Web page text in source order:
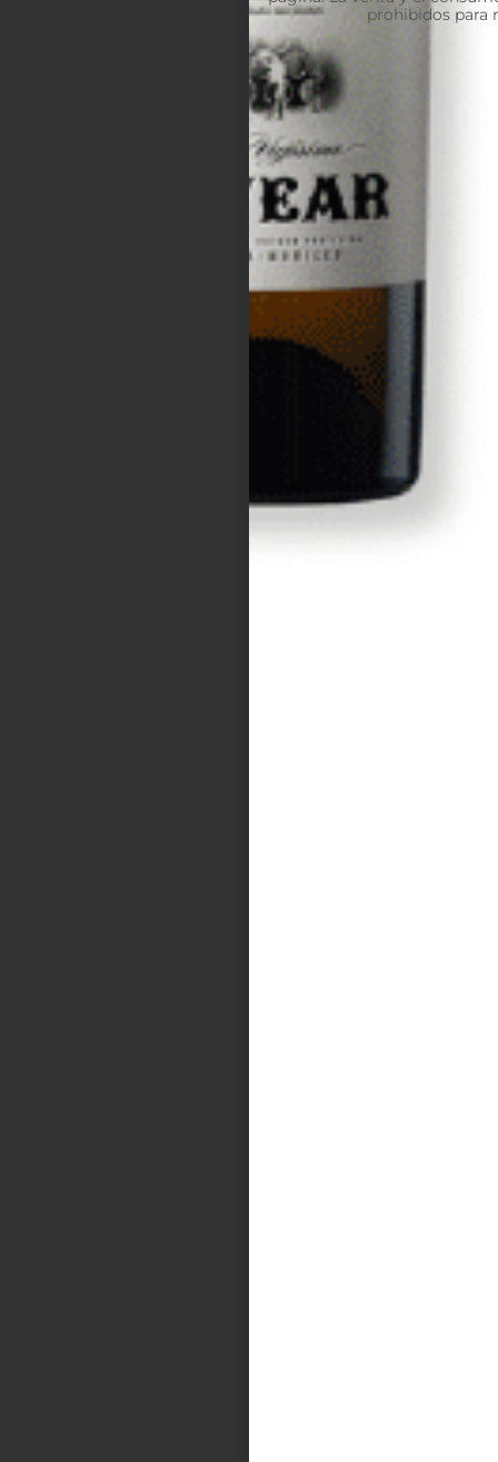
prohibidos para